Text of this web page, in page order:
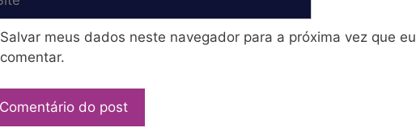
Salvar meus dados neste navegador para a próxima vez que eu
comentar.